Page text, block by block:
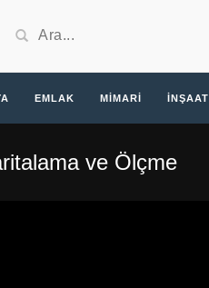
EMLAK MIMARI İNŞAAT
ve Ölçme